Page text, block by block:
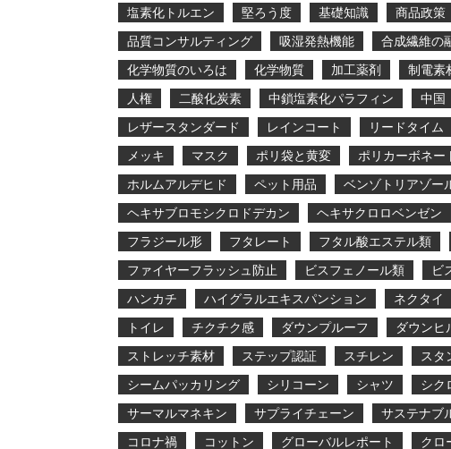
塩素化トルエン
堅ろう度 基礎知識 商品政策
品質コンサルティング
吸湿発熱機能 合成繊維の
化学物質のいろは
化学物質 加工薬剤 制電素
人権
二酸化炭素 中鎖塩素化パラフィン 中国
レザースタンダード
レインコート リードタイム
メッキ
マスク ポリ袋と黄変 ポリカーボネー
ホルムアルデヒド
ペット用品 ベンゾトリアゾー
ヘキサブロモシクロドデカン
ヘキサクロロベンゼン
フラジール形
フタレート フタル酸エステル類
ファイヤーフラッシュ防止
ビスフェノール類 ビ
ハンカチ
ハイグラルエキスパンション ネクタイ
トイレ
チクチク感 ダウンプルーフ ダウンヒ
ストレッチ素材
ステップ認証 スチレン スタ
シームパッカリング
シリコーン シャツ シク
サーマルマネキン
サプライチェーン サステナブ
コロナ禍
コットン グローバルレポート クロ